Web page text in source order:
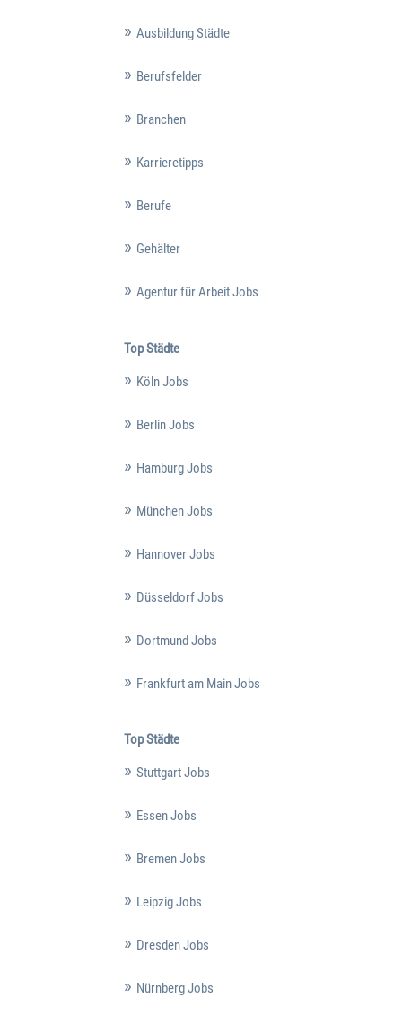
Ausbildung Städte
Berufsfelder
Branchen
Karrieretipps
Berufe
Gehälter
Agentur für Arbeit Jobs
Top Städte
Köln Jobs
Berlin Jobs
Hamburg Jobs
München Jobs
Hannover Jobs
Düsseldorf Jobs
Dortmund Jobs
Frankfurt am Main Jobs
Top Städte
Stuttgart Jobs
Essen Jobs
Bremen Jobs
Leipzig Jobs
Dresden Jobs
Nürnberg Jobs